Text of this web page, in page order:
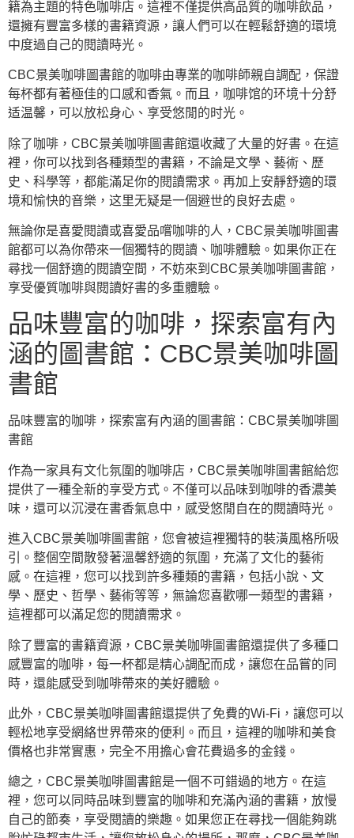
籍為主題的特色咖啡店。這裡不僅提供高品質的咖啡飲品，
還擁有豐富多樣的書籍資源，讓人們可以在輕鬆舒適的環境
中度過自己的閱讀時光。
CBC景美咖啡圖書館的咖啡由專業的咖啡師親自調配，保證
每杯都有著極佳的口感和香氣。而且，咖啡馆的环境十分舒
适温馨，可以放松身心、享受悠閒的时光。
除了咖啡，CBC景美咖啡圖書館還收藏了大量的好書。在這
裡，你可以找到各種類型的書籍，不論是文學、藝術、歷
史、科學等，都能滿足你的閱讀需求。再加上安靜舒適的環
境和愉快的音樂，这里无疑是一個避世的良好去處。
無論你是喜愛閱讀或喜愛品嚐咖啡的人，CBC景美咖啡圖書
館都可以為你帶來一個獨特的閱讀、咖啡體驗。如果你正在
尋找一個舒適的閱讀空間，不妨來到CBC景美咖啡圖書館，
享受優質咖啡與閱讀好書的多重體驗。
品味豐富的咖啡，探索富有內
涵的圖書館：CBC景美咖啡圖
書館
品味豐富的咖啡，探索富有內涵的圖書館：CBC景美咖啡圖
書館
作為一家具有文化氛圍的咖啡店，CBC景美咖啡圖書館給您
提供了一種全新的享受方式。不僅可以品味到咖啡的香濃美
味，還可以沉浸在書香氣息中，感受悠閒自在的閱讀時光。
進入CBC景美咖啡圖書館，您會被這裡獨特的裝潢風格所吸
引。整個空間散發著溫馨舒適的氛圍，充滿了文化的藝術
感。在這裡，您可以找到許多種類的書籍，包括小說、文
學、歷史、哲學、藝術等等，無論您喜歡哪一類型的書籍，
這裡都可以滿足您的閱讀需求。
除了豐富的書籍資源，CBC景美咖啡圖書館還提供了多種口
感豐富的咖啡，每一杯都是精心調配而成，讓您在品嘗的同
時，還能感受到咖啡帶來的美好體驗。
此外，CBC景美咖啡圖書館還提供了免費的Wi-Fi，讓您可以
輕松地享受網絡世界帶來的便利。而且，這裡的咖啡和美食
價格也非常實惠，完全不用擔心會花費過多的金錢。
總之，CBC景美咖啡圖書館是一個不可錯過的地方。在這
裡，您可以同時品味到豐富的咖啡和充滿內涵的書籍，放慢
自己的節奏，享受閱讀的樂趣。如果您正在尋找一個能夠跳